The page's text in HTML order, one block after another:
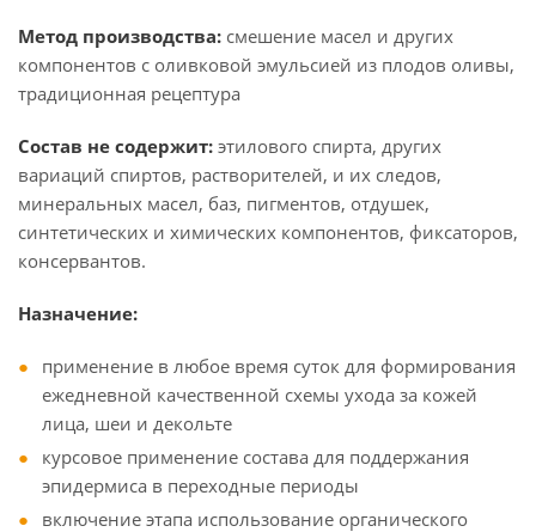
Метод производства: смешение масел и других
компонентов с оливковой эмульсией из плодов оливы,
традиционная рецептура
Состав не содержит: этилового спирта, других
вариаций спиртов, растворителей, и их следов,
минеральных масел, баз, пигментов, отдушек,
синтетических и химических компонентов, фиксаторов,
консервантов.
Назначение:
применение в любое время суток для формирования
ежедневной качественной схемы ухода за кожей
лица, шеи и декольте
курсовое применение состава для поддержания
эпидермиса в переходные периоды
включение этапа использование органического